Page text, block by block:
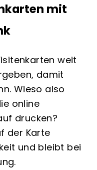
mit
weit
damit
Wieso also
online
drucken?
der Karte
und bleibt bei